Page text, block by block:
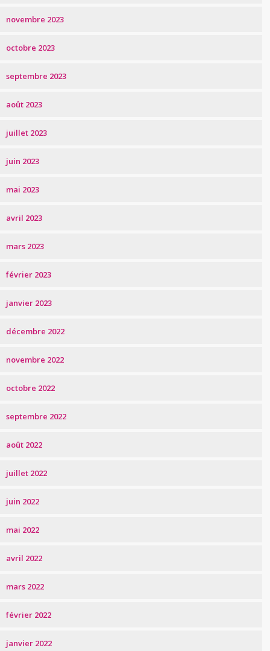
novembre 2023
octobre 2023
septembre 2023
août 2023
juillet 2023
juin 2023
mai 2023
avril 2023
mars 2023
février 2023
janvier 2023
décembre 2022
novembre 2022
octobre 2022
septembre 2022
août 2022
juillet 2022
juin 2022
mai 2022
avril 2022
mars 2022
février 2022
janvier 2022